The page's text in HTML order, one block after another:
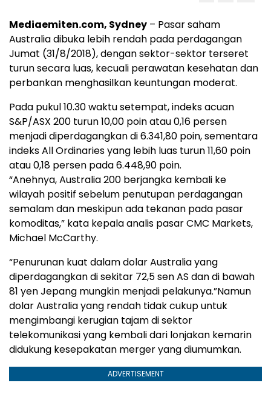
Mediaemiten.com, Sydney – Pasar saham
Australia dibuka lebih rendah pada perdagangan
Jumat (31/8/2018), dengan sektor-sektor terseret
turun secara luas, kecuali perawatan kesehatan dan
perbankan menghasilkan keuntungan moderat.
Pada pukul 10.30 waktu setempat, indeks acuan
S&P/ASX 200 turun 10,00 poin atau 0,16 persen
menjadi diperdagangkan di 6.341,80 poin, sementara
indeks All Ordinaries yang lebih luas turun 11,60 poin
atau 0,18 persen pada 6.448,90 poin.
“Anehnya, Australia 200 berjangka kembali ke
wilayah positif sebelum penutupan perdagangan
semalam dan meskipun ada tekanan pada pasar
komoditas,” kata kepala analis pasar CMC Markets,
Michael McCarthy.
“Penurunan kuat dalam dolar Australia yang
diperdagangkan di sekitar 72,5 sen AS dan di bawah
81 yen Jepang mungkin menjadi pelakunya.”Namun
dolar Australia yang rendah tidak cukup untuk
mengimbangi kerugian tajam di sektor
telekomunikasi yang kembali dari lonjakan kemarin
didukung kesepakatan merger yang diumumkan.
ADVERTISEMENT